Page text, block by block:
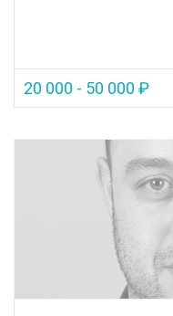
20 000 - 50 000 ₽